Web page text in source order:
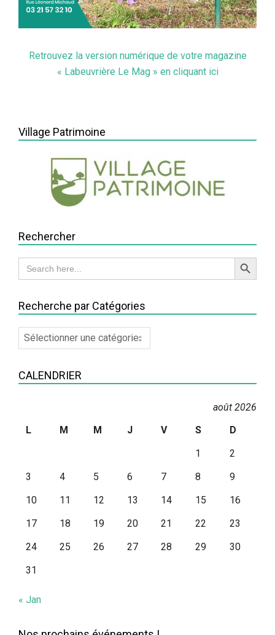
Retrouvez la version numérique de votre magazine
« Labeuvrière Le Mag » en cliquant ici
20
Village Patrimoine
Rechercher
Search
for:
Search Button
Recherche par Catégories
Recherche
par
CALENDRIER
août 2026
L
M M J V S
D
1
2
3
4 5 6 7 8
9
10
11 12 13 14 15
16
17
18 19 20 21 22
23
24
25 26 27 28 29
30
31
« Jan